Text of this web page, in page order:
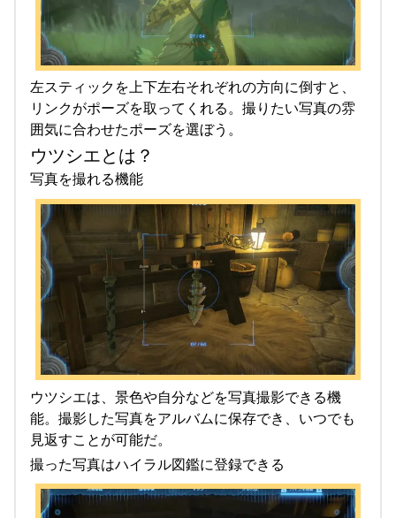
左スティックを上下左右それぞれの方向に倒すと、
リンクがポーズを取ってくれる。撮りたい写真の雰
囲気に合わせたポーズを選ぼう。
ウツシエとは？
写真を撮れる機能
ウツシエは、景色や自分などを写真撮影できる機
能。撮影した写真をアルバムに保存でき、いつでも
見返すことが可能だ。
撮った写真はハイラル図鑑に登録できる